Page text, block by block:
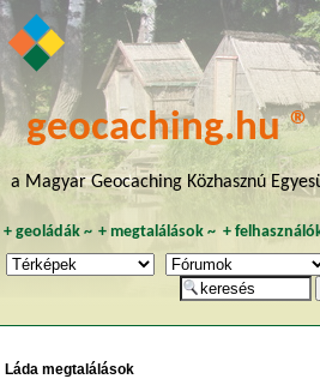
geocaching.hu ®
a Magyar Geocaching Közhasznú
+ geoládák~ +megtalálások ~ +
Láda megtalálások